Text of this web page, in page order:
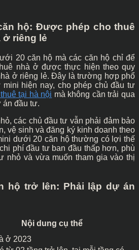
hộ: Được phép cho thuê
ở riêng lẻ
20 căn hộ mà các căn hộ chỉ để
nhà ở được thực hiện theo quy
ở riêng lẻ. Đây là trường hợp phổ
mini hiện nay, cho phép chủ đầu tư
tại hà nội mà không cần trải qua
án đầu tư.
các chủ đầu tư vẫn phải đảm bảo
vệ sinh và đăng ký kinh doanh theo
dưới 20 căn hộ thường có lợi thế
phí đầu tư ban đầu thấp hơn, phù
nhỏ và vừa muốn tham gia vào thị
hộ trở lên: Phải lập dự án
Nội dung cụ thể
ở 2023